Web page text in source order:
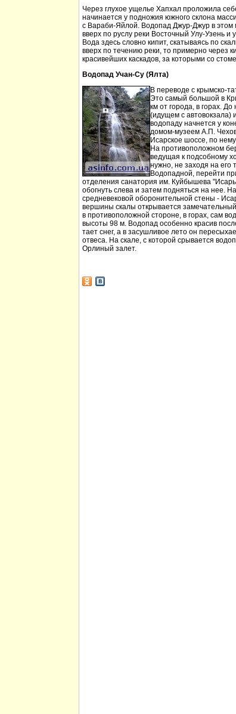
Через глухое ущелье Хапхал проложила
начинается у подножия южного склона
с Вараби-Яйлой. Водопад Джур-Джур в
вверх по руслу реки Восточный Улу-Узень и
Вода здесь словно кипит, скатываясь по
вверх по течению реки, то примерно через
красивейших каскадов, за которыми со
Водопад Учан-Су (Ялта)
В переводе с крымско-
Это самый большой в
км от города, в горах.
(идущем с автовокзала)
водопаду начнется у
домом-музеем А.П.
Исарское шоссе, по
На противоположном
ведущая к подсобному
нужно, не заходя на его
Водопадной, перейти
отделения санатория им. Куйбышева
обогнуть слева и затем подняться на нее.
средневековой оборонительной стены -
вершины скалы открывается
в противоположной стороне, в горах, сам
высоты 98 м. Водопад особенно красив
тает снег, а в засушливое лето он
отвеса. На скале, с которой срывается
Орлиный залет.